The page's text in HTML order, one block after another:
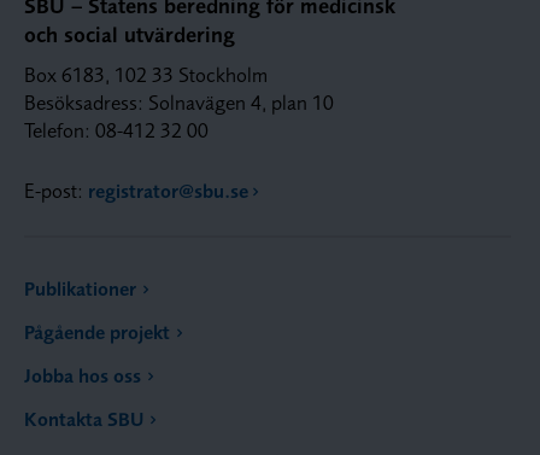
SBU – Statens beredning för medicinsk
och social utvärdering
Box 6183, 102 33 Stockholm
Besöksadress: Solnavägen 4, plan 10
Telefon: 08-412 32 00
E-post: registrator@sbu.se
Publikationer
Pågående projekt
Jobba hos oss
Kontakta SBU